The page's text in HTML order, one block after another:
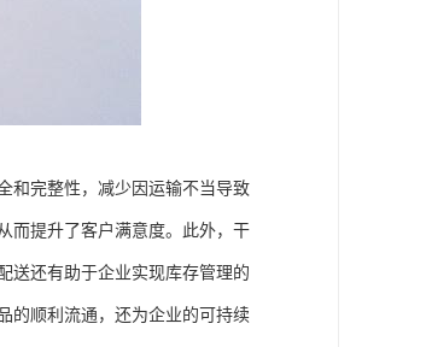
和完整性，减少因运输不当导致
而提升了客户满意度。此外，干
送还有助于企业实现库存管理的
的顺利流通，还为企业的可持续